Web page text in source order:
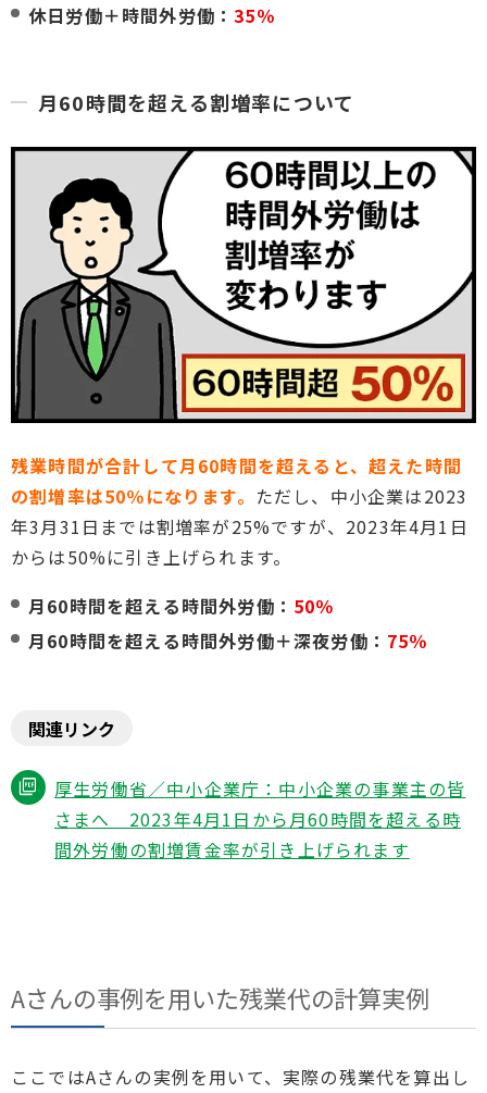
休日労働＋時間外労働：35％
月60時間を超える割増率について
残業時間が合計して月60時間を超えると、超えた時間
の割増率は50％になります。 ただし、中小企業は2023
年3月31日までは割増率が25%ですが、2023年4月1日
からは50%に引き上げられます。
月60時間を超える時間外労働： 50％
月60時間を超える時間外労働＋深夜労働： 75％
関連リンク
厚生労働省／中小企業庁：中小企業の事業主の皆
さまへ 2023年4月1日から月60時間を超える時
間外労働の割増賃金率が引き上げられます
Aさんの事例を用いた残業代の計算実例
ここではAさんの実例を用いて、実際の残業代を算出し